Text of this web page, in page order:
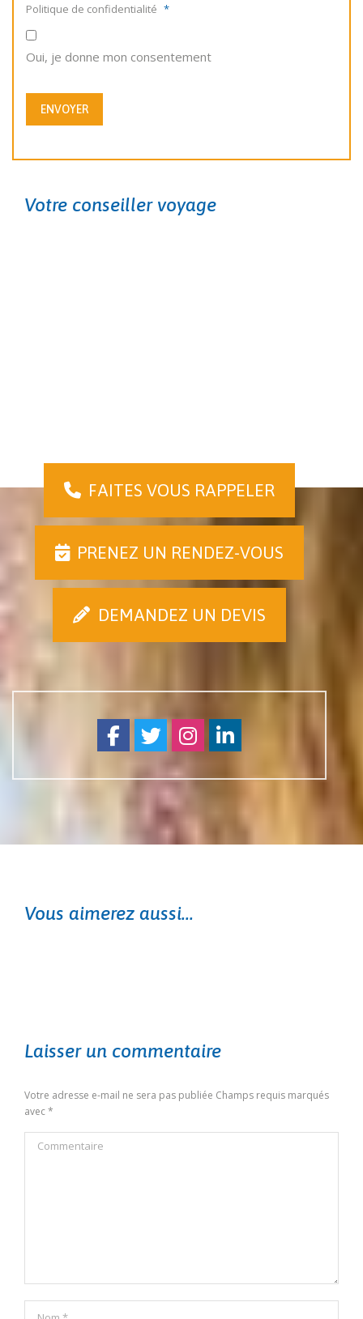
Politique de confidentialité *
Oui, je donne mon consentement
ENVOYER
Votre conseiller voyage
FAITES VOUS RAPPELER
PRENEZ UN RENDEZ-VOUS
DEMANDEZ UN DEVIS
Facebook
TwitterInstagram
Linkedin
Vous aimerez aussi...
Laisser un commentaire
Votre adresse e-mail ne sera pas publiée Champs requis marqués
avec*
Commentaire
Nom *